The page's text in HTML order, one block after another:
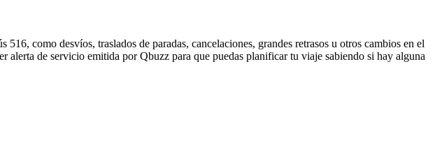
como desvíos, traslados de paradas, cancelaciones, grandes retrasos u otros cambios en el
alerta de servicio emitida por Qbuzz para que puedas planificar tu viaje sabiendo si hay alguna